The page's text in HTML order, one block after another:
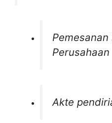
Pemesanan
Perusahaan
Akte